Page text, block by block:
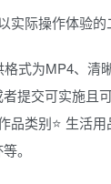
际操作体验的
式为MP4、清
提交可实施且
品类别⭐ 生活
。